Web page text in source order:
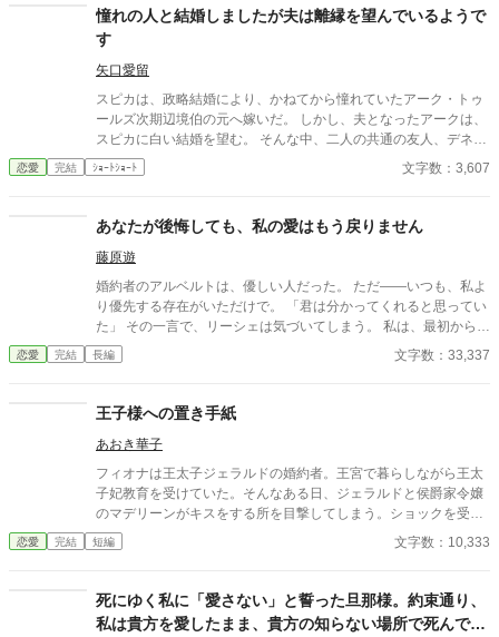
憧れの人と結婚しましたが夫は離縁を望んでいるようで
す
矢口愛留
スピカは、政略結婚により、かねてから憧れていたアーク・トゥ
ールズ次期辺境伯の元へ嫁いだ。 しかし、夫となったアークは、
スピカに白い結婚を望む。 そんな中、二人の共通の友人、デネが
訪ねてきたことで、意外な事実が判明する――。 ＊カクヨム（修
正前）にも投稿しています。小説家になろうにも投稿予定です。
恋愛 完結 ｼｮｰﾄｼｮｰﾄ 文字数：3,607
あなたが後悔しても、私の愛はもう戻りません
藤原遊
婚約者のアルベルトは、優しい人だった。 ただ――いつも、私よ
り優先する存在がいただけで。 「君は分かってくれると思ってい
た」 その一言で、リーシェは気づいてしまう。 私は、最初から選
ばれていなかったのだと。 これは、奪われた恋を取り戻す物語で
はない。 後悔する彼と、もう戻らないと決めた私、 そして“私を
恋愛 完結 長編 文字数：33,337
王子様への置き手紙
あおき華子
フィオナは王太子ジェラルドの婚約者。王宮で暮らしながら王太
子妃教育を受けていた。そんなある日、ジェラルドと侯爵家令嬢
のマデリーンがキスをする所を目撃してしまう。ショックを受け
たフィオナは自ら修道院に行くことを決意し、護衛騎士のエルマ
ーとともに王宮を逃げ出した。置き手紙を読んだ皇太子が追いか
す。
恋愛 完結 短編 文字数：10,333
死にゆく私に「愛さない」と誓った旦那様。約束通り、
私は貴方を愛したまま、貴方の知らない場所で死んであ